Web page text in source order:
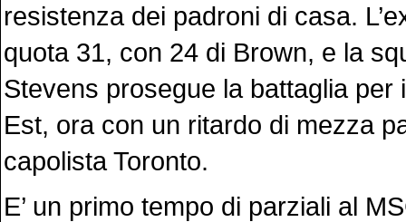
resistenza dei padroni di casa.
quota 31, con 24 di Brown, e la
Stevens prosegue la battaglia per
Est, ora con un ritardo di mezza
capolista Toronto.
E’ un primo tempo di parziali al